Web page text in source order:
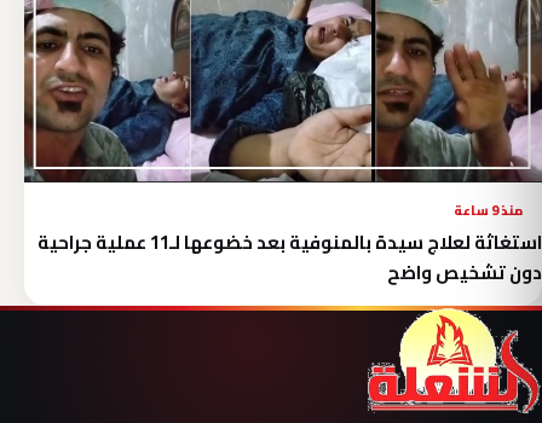
منذ 9 ساعة
استغاثة لعلاج سيدة بالمنوفية بعد خضوعها لـ11 عملية جراحية
دون تشخيص واضح